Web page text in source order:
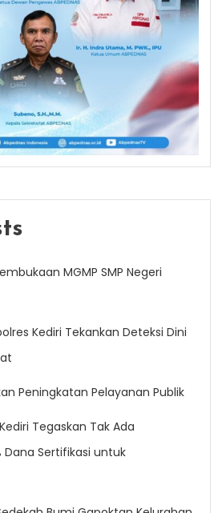
MGMP SMP Negeri
Kediri Tekankan Deteksi Dini
Peningkatan Pelayanan Publik
Tegaskan Tak Ada
Sertifikasi untuk